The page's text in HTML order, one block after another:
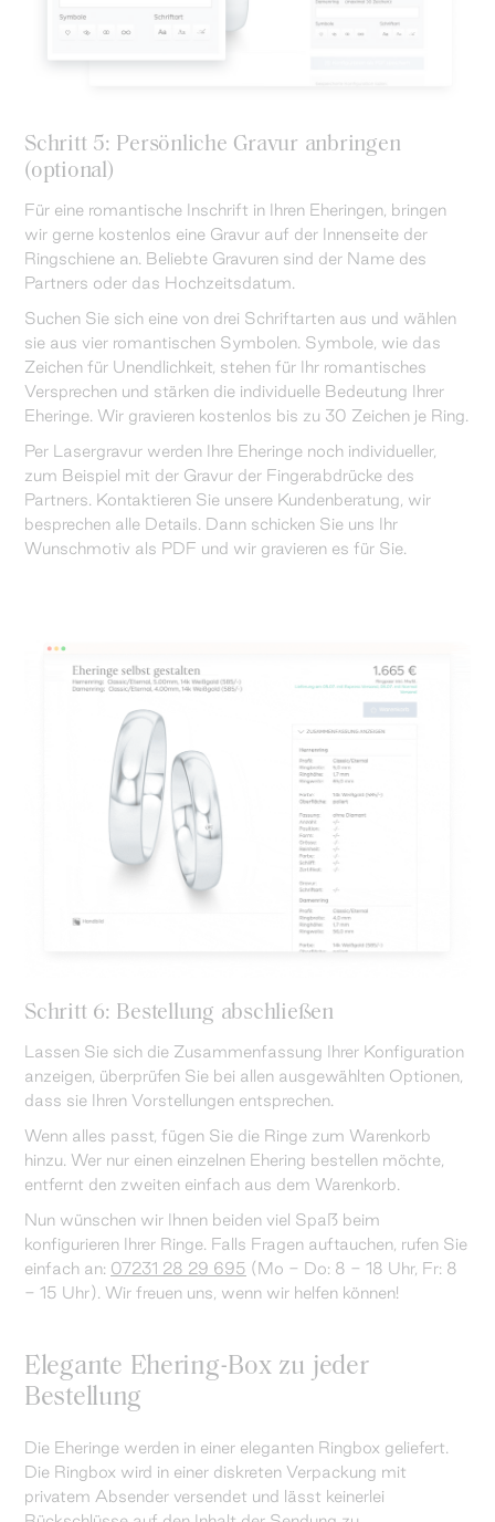
Schritt 5: Persönliche Gravur anbringen
(optional)
Für eine romantische Inschrift in Ihren Eheringen, bringen
wir gerne kostenlos eine Gravur auf der Innenseite der
Ringschiene an. Beliebte Gravuren sind der Name des
Partners oder das Hochzeitsdatum.
Suchen Sie sich eine von drei Schriftarten aus und wählen
sie aus vier romantischen Symbolen. Symbole, wie das
Zeichen für Unendlichkeit, stehen für Ihr romantisches
Versprechen und stärken die individuelle Bedeutung Ihrer
Eheringe. Wir gravieren kostenlos bis zu 30 Zeichen je Ring.
Per Lasergravur werden Ihre Eheringe noch individueller,
zum Beispiel mit der Gravur der Fingerabdrücke des
Partners. Kontaktieren Sie unsere Kundenberatung, wir
besprechen alle Details. Dann schicken Sie uns Ihr
Wunschmotiv als PDF und wir gravieren es für Sie.
Schritt 6: Bestellung abschließen
Lassen Sie sich die Zusammenfassung Ihrer Konfiguration
anzeigen, überprüfen Sie bei allen ausgewählten Optionen,
dass sie Ihren Vorstellungen entsprechen.
Wenn alles passt, fügen Sie die Ringe zum Warenkorb
hinzu. Wer nur einen einzelnen Ehering bestellen möchte,
entfernt den zweiten einfach aus dem Warenkorb.
Nun wünschen wir Ihnen beiden viel Spaß beim
konfigurieren Ihrer Ringe. Falls Fragen auftauchen, rufen Sie
einfach an: 07231 28 29 695 (Mo - Do: 8 - 18 Uhr, Fr: 8
- 15 Uhr). Wir freuen uns, wenn wir helfen können!
Elegante Ehering-Box zu jeder
Bestellung
Die Eheringe werden in einer eleganten Ringbox geliefert.
Die Ringbox wird in einer diskreten Verpackung mit
privatem Absender versendet und lässt keinerlei